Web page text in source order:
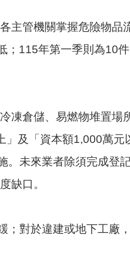
管機關掌握危險物品
115年第一季則為10
凍倉儲、易燃物堆置場
及「資本額1,000萬
未來業者除須完成登
缺口。
對於違建或地下工廠